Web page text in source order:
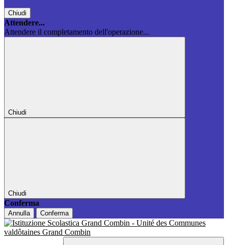
Chiudi
Attendere...
Attendere il completamento dell'operazione...
Chiudi
Chiudi
Conferma
Annulla Conferma